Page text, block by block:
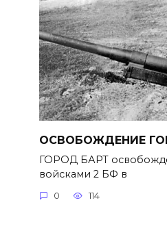
ОСВОБОЖДЕНИЕ
ГОРОД БАРТ
войсками 2 БФ в
0 114